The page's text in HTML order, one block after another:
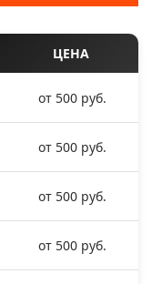
ЦЕНА
от 500 руб.
от 500 руб.
от 500 руб.
от 500 руб.